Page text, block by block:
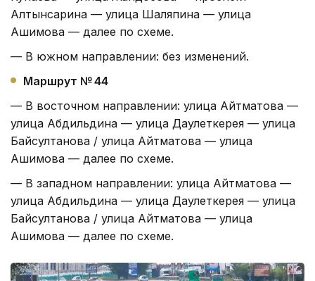
Алтынсарина — улица Шаляпина — улица
Ашимова — далее по схеме.
— В южном направлении: без изменений.
Маршрут № 44
— В восточном направлении: улица Айтматова —
улица Абдильдина — улица Даулеткерея — улица
Байсултанова / улица Айтматова — улица
Ашимова — далее по схеме.
— В западном направлении: улица Айтматова —
улица Абдильдина — улица Даулеткерея — улица
Байсултанова / улица Айтматова — улица
Ашимова — далее по схеме.